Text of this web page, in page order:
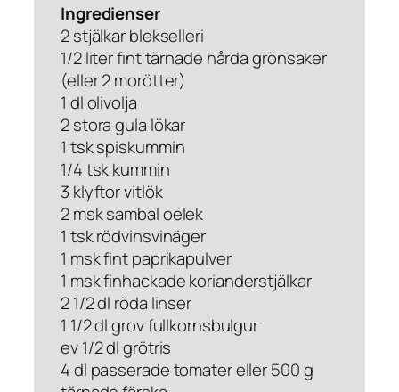
Ingredienser
2 stjälkar blekselleri
1/2 liter fint tärnade hårda grönsaker
(eller 2 morötter)
1 dl olivolja
2 stora gula lökar
1 tsk spiskummin
1/4 tsk kummin
3 klyftor vitlök
2 msk sambal oelek
1 tsk rödvinsvinäger
1 msk fint paprikapulver
1 msk finhackade korianderstjälkar
2 1/2 dl röda linser
1 1/2 dl grov fullkornsbulgur
ev 1/2 dl grötris
4 dl passerade tomater eller 500 g